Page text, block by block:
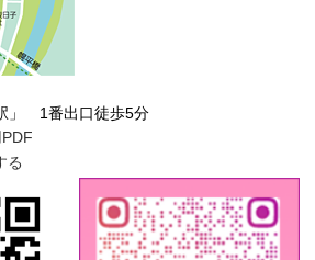
」 1番出口徒歩5分
る